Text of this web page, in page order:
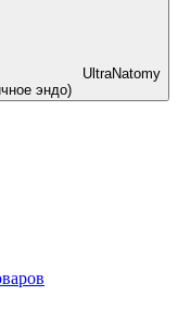
UltraNatomy
эндо)